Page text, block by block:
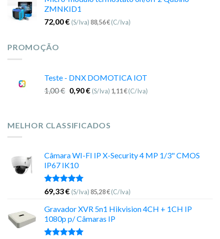
ZMNKID1
72,00€ (S/Iva) 88,56€(C/Iva)
PROMOÇÃO
Teste - DNX DOMOTICA IOT
1,00€ 0,90€ (S/Iva) 1,11€(C/Iva)
MELHOR CLASSIFICADOS
Câmara WI-FI IP X-Security 4 MP 1/3" CMOS
IP67 IK10
Avaliação
5.00
de 5
69,33€ (S/Iva) 85,28€(C/Iva)
Gravador XVR 5n1 Hikvision 4CH + 1CH IP
1080p p/ Câmaras IP